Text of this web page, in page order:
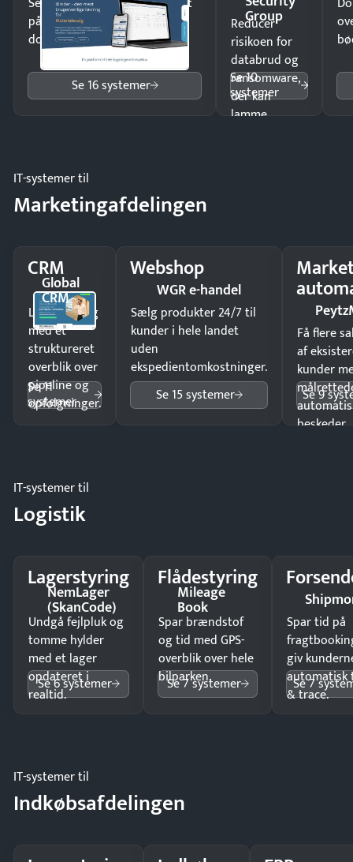
på minutter og mist ingen
dokumenter.
Se 16 systemer
Group
Reducer
risikoen for
databrud og
ransomware,
der kan
lamme
Se 10
systemer
IT-systemer til
Marketingafdelingen
CRM
Global
CRM
Luk flere salg
med et
struktureret
overblik over
pipeline og
opfølgninger.
Se 11
systemer
Webshop
WGR e-handel
Sælg produkter 24/7 til
kunder i hele landet
uden
ekspedientomkostninger.
Se 15 systemer
Få flere
af
kunder
beskeder.
Se 9
IT-systemer til
Logistik
Lagerstyring
NemLager
(SkanCode)
Undgå fejlpluk og
tomme hylder
med et lager
opdateret i
realtid.
Se 6 systemer
Flådestyring
Mileage
Book
Spar brændstof
og tid med GPS-
overblik over hele
bilparken.
Se 7 systemer
Spar tid på
giv
automatisk
& trace.
Se 7
IT-systemer til
Indkøbsafdelingen